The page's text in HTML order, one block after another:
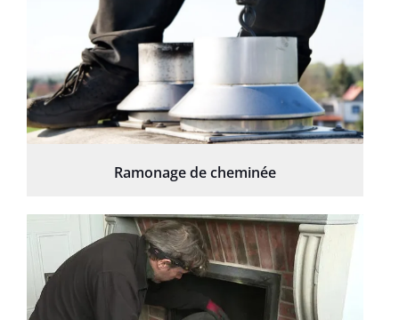
Ramonage de cheminée